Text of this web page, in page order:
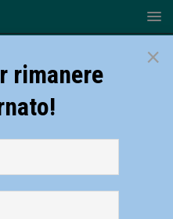
×
rimanere